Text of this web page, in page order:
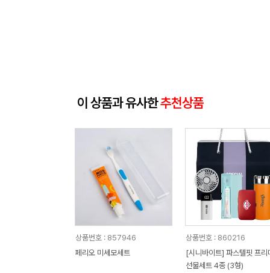
이 상품과 유사한추천상품
상품번호 : 857946
페리오 미세모세트
상품번호 : 860216
[시니바이트] 파스텔핏 프리
선물세트 4종 (3형)